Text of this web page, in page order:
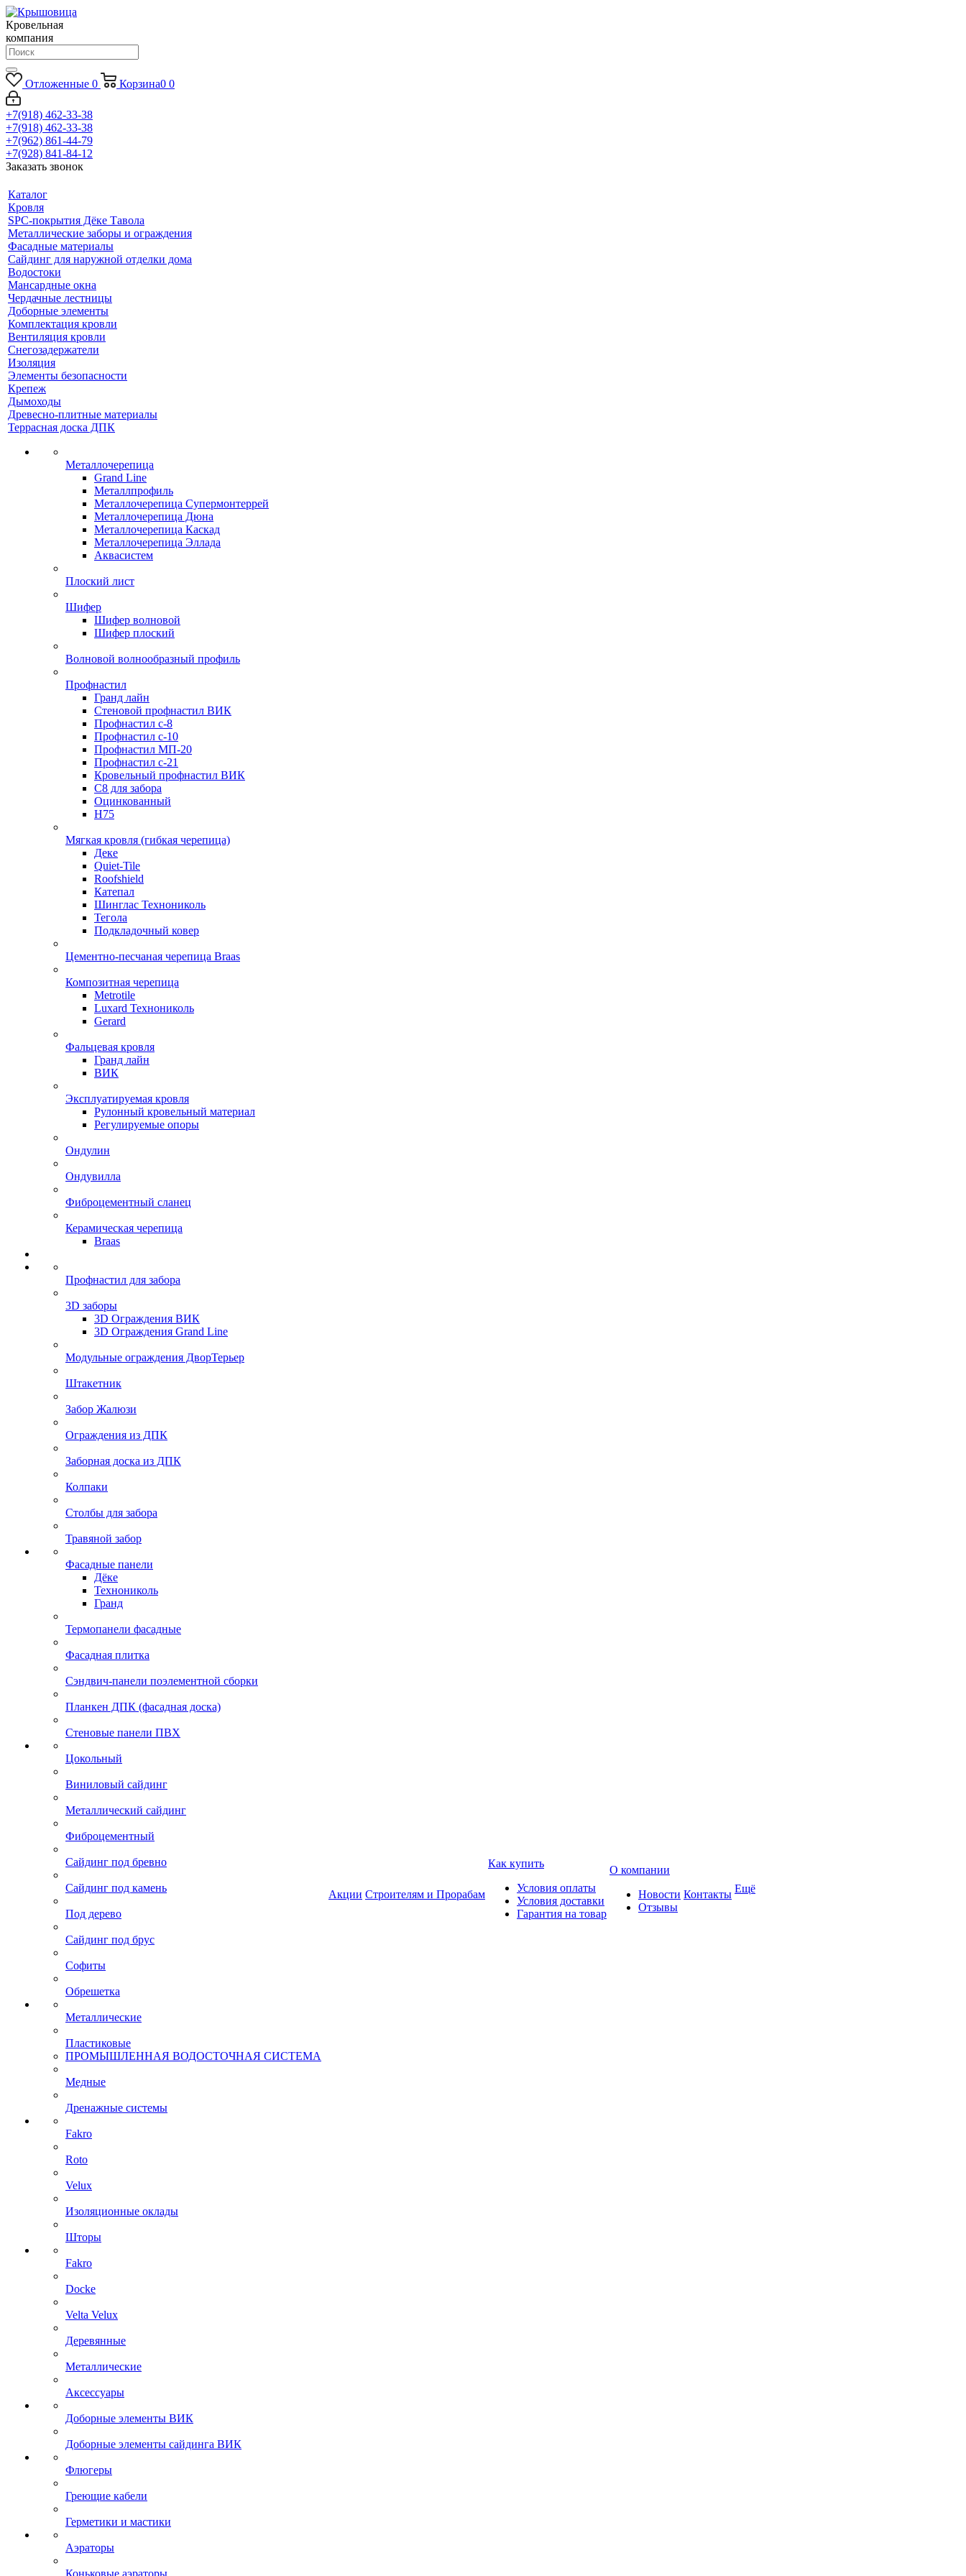
Кровельная
компания
Отложенные 0 Корзина0 0
+7(918) 462-33-38
+7(918) 462-33-38
+7(962) 861-44-79
+7(928) 841-84-12
Заказать звонок
Каталог
Кровля
SPC-покрытия Дёке Тавола
Металлические заборы и ограждения
Фасадные материалы
Сайдинг для наружной отделки дома
Водостоки
Мансардные окна
Чердачные лестницы
Доборные элементы
Комплектация кровли
Вентиляция кровли
Снегозадержатели
Изоляция
Элементы безопасности
Крепеж
Дымоходы
Древесно-плитные материалы
Террасная доска ДПК
Металлочерепица
Grand Line
Металлпрофиль
Металлочерепица Супермонтеррей
Металлочерепица Дюна
Металлочерепица Каскад
Металлочерепица Эллада
Аквасистем
Плоский лист
Шифер
Шифер волновой
Шифер плоский
Волновой волнообразный профиль
Профнастил
Гранд лайн
Стеновой профнастил ВИК
Профнастил с-8
Профнастил с-10
Профнастил МП-20
Профнастил с-21
Кровельный профнастил ВИК
С8 для забора
Оцинкованный
Н75
Мягкая кровля (гибкая черепица)
Деке
Quiet-Tile
Roofshield
Катепал
Шинглас Технониколь
Тегола
Подкладочный ковер
Цементно-песчаная черепица Braas
Композитная черепица
Metrotile
Luxard Технониколь
Gerard
Фальцевая кровля
Гранд лайн
ВИК
Эксплуатируемая кровля
Рулонный кровельный материал
Регулируемые опоры
Ондулин
Ондувилла
Фиброцементный сланец
Керамическая черепица
Braas
Профнастил для забора
3D заборы
3D Ограждения ВИК
3D Ограждения Grand Line
Модульные ограждения ДворТерьер
Штакетник
Забор Жалюзи
Ограждения из ДПК
Заборная доска из ДПК
Колпаки
Столбы для забора
Травяной забор
Фасадные панели
Дёке
Технониколь
Гранд
Термопанели фасадные
Фасадная плитка
Сэндвич-панели поэлементной сборки
Планкен ДПК (фасадная доска)
Стеновые панели ПВХ
Цокольный
Виниловый сайдинг
Металлический сайдинг
Фиброцементный
Сайдинг под бревно
Сайдинг под камень
Под дерево
Сайдинг под брус
Софиты
Обрешетка
Металлические
Пластиковые
ПРОМЫШЛЕННАЯ ВОДОСТОЧНАЯ СИСТЕМА
Медные
Дренажные системы
Fakro
Roto
Velux
Изоляционные оклады
Шторы
Fakro
Docke
Velta Velux
Деревянные
Металлические
Аксессуары
Доборные элементы ВИК
Доборные элементы сайдинга ВИК
Флюгеры
Греющие кабели
Герметики и мастики
Аэраторы
Коньковые аэраторы
Акции Строителям и Прорабам
Как купить
Условия оплаты
Условия доставки
Гарантия на товар
О компании
Новости
Отзывы
Контакты Ещё